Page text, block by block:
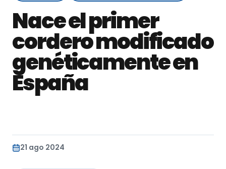
Nace el primer
cordero modificado
genéticamente en
España
21 ago 2024